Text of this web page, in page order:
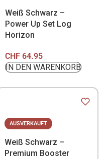
Weiß Schwarz –
Power Up Set Log
Horizon
CHF64.95
IN DEN WARENKORB
AUSVERKAUFT
Weiß Schwarz –
Premium Booster